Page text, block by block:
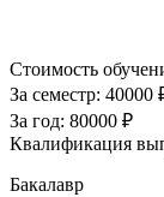
Стоимость
За семестр: 40000
За год: 80000 ₽
Квалификация
Бакалавр